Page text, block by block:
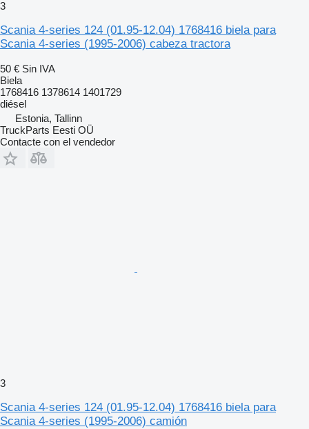
3
Scania 4-series 124 (01.95-12.04) 1768416 biela para
Scania 4-series (1995-2006) cabeza tractora
50 € Sin IVA
Biela
1768416 1378614 1401729
diésel
Estonia, Tallinn
TruckParts Eesti OÜ
Contacte con el vendedor
3
Scania 4-series 124 (01.95-12.04) 1768416 biela para
Scania 4-series (1995-2006) camión